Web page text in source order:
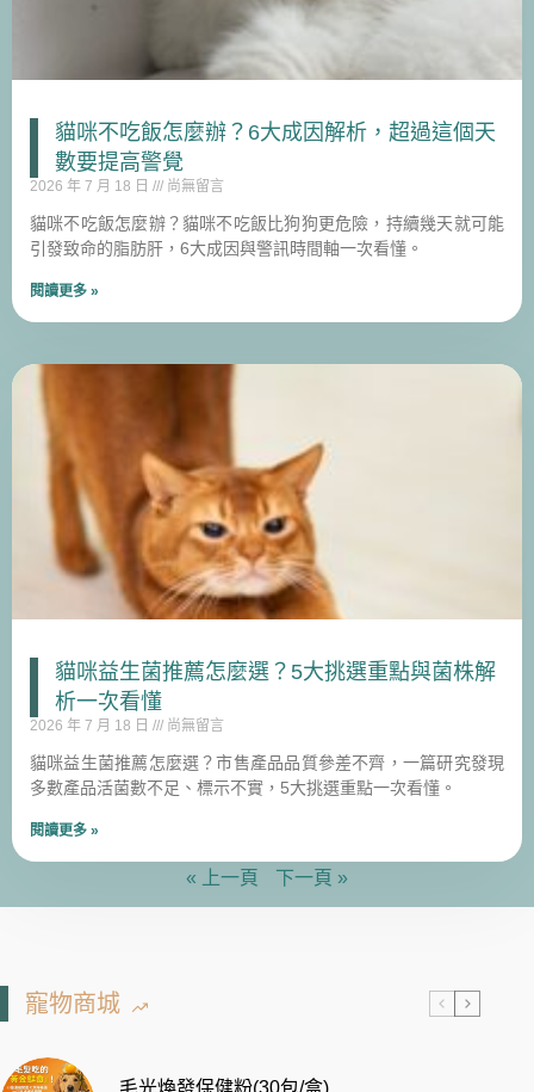
貓咪不吃飯怎麼辦？6大成因解析，超過這個天
數要提高警覺
2026 年 7 月 18 日 尚無留言
貓咪不吃飯怎麼辦？貓咪不吃飯比狗狗更危險，持續幾天就可能
引發致命的脂肪肝，6大成因與警訊時間軸一次看懂。
閱讀更多 »
貓咪益生菌推薦怎麼選？5大挑選重點與菌株解
析一次看懂
2026 年 7 月 18 日 尚無留言
貓咪益生菌推薦怎麼選？市售產品品質參差不齊，一篇研究發現
多數產品活菌數不足、標示不實，5大挑選重點一次看懂。
閱讀更多 »
« 上一頁 下一頁 »
寵物商城